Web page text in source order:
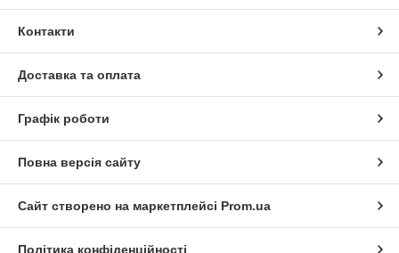
Контакти
Доставка та оплата
Графік роботи
Повна версія сайту
Сайт створено на маркетплейсі Prom.ua
Політика конфіденційності